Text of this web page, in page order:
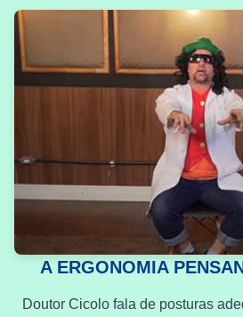
A ERGONOMIA
Doutor Cicolo fala de posturas